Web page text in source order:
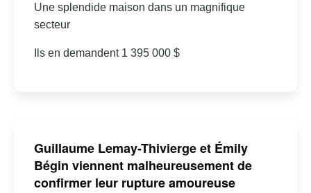
Une splendide maison dans un magnifique
secteur
Ils en demandent 1 395 000 $
Guillaume Lemay-Thivierge et Émily
Bégin viennent malheureusement de
confirmer leur rupture amoureuse